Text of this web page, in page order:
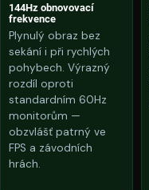
144Hz obnovovací
frekvence
Plynulý obraz bez
sekání i při rychlých
pohybech. Výrazný
rozdíl oproti
standardním 60Hz
monitorům —
obzvlášť patrný ve
FPS a závodních
hrách.